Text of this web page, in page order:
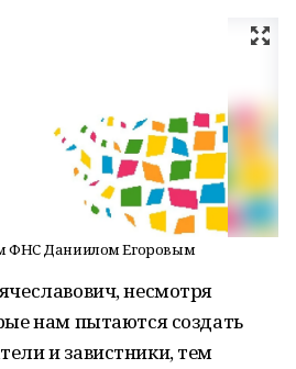
ФНС Даниилом Егоровым
несмотря
нам пытаются создать
и завистники, тем